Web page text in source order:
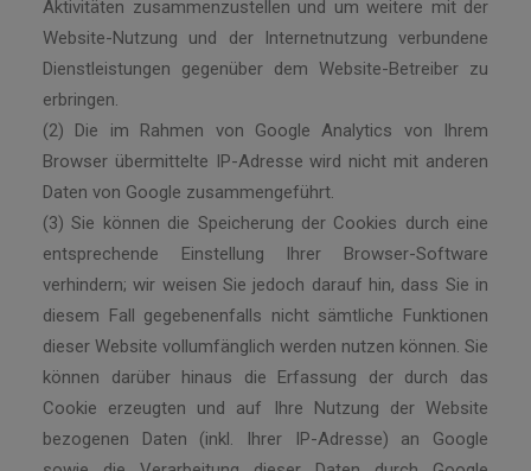
Aktivitäten zusammenzustellen und um weitere mit der
Website-Nutzung und der Internetnutzung verbundene
Dienstleistungen gegenüber dem Website-Betreiber zu
erbringen.
(2) Die im Rahmen von Google Analytics von Ihrem
Browser übermittelte IP-Adresse wird nicht mit anderen
Daten von Google zusammengeführt.
(3) Sie können die Speicherung der Cookies durch eine
entsprechende Einstellung Ihrer Browser-Software
verhindern; wir weisen Sie jedoch darauf hin, dass Sie in
diesem Fall gegebenenfalls nicht sämtliche Funktionen
dieser Website vollumfänglich werden nutzen können. Sie
können darüber hinaus die Erfassung der durch das
Cookie erzeugten und auf Ihre Nutzung der Website
bezogenen Daten (inkl. Ihrer IP-Adresse) an Google